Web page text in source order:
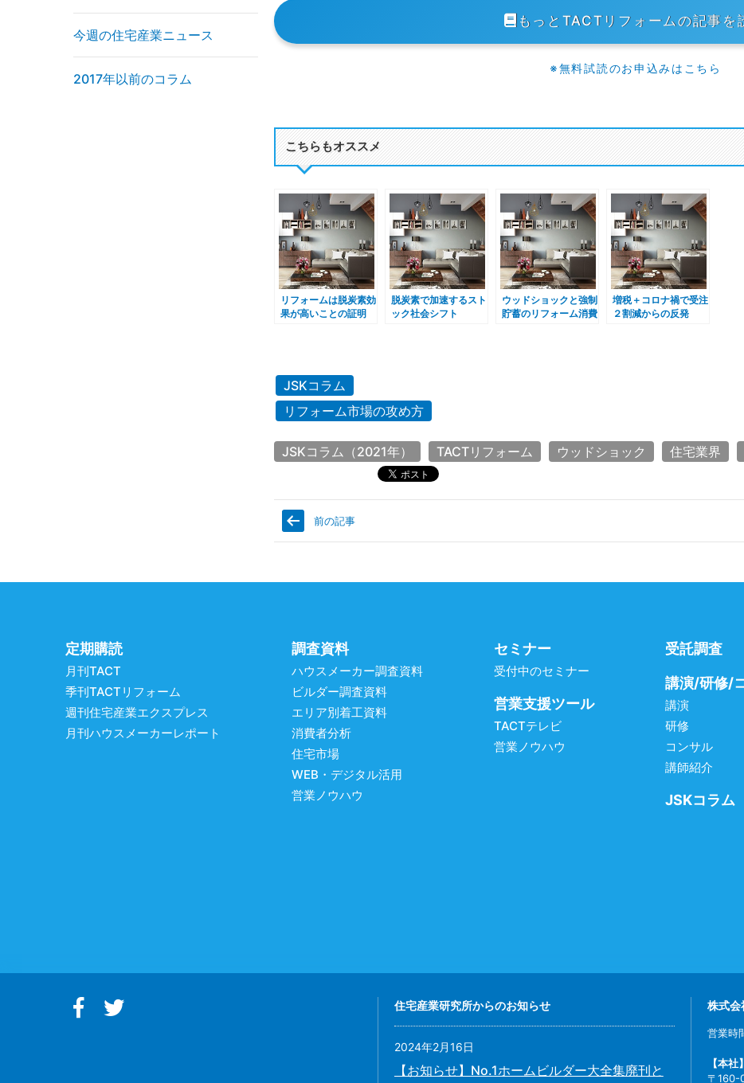
もっとTACTリフォームの記事を
※無料試読のお申込みはこちら
こちらもオススメ
リフォームは脱炭素効
果が高いことの証明
脱炭素で加速するスト
ック社会シフト
ウッドショックと強制
貯蓄のリフォーム消費
増税＋コロナ禍で受注
２割減からの反発
JSKコラム
リフォーム市場の攻め方
JSKコラム（2021年） TACTリフォーム ウッドショック 住宅業界
前の記事
今週の住宅産業ニュース
2017年以前のコラム
定期購読
月刊TACT
季刊TACTリフォーム
週刊住宅産業エクスプレス
月刊ハウスメーカーレポート
調査資料
ハウスメーカー調査資料
ビルダー調査資料
エリア別着工資料
消費者分析
住宅市場
WEB・デジタル活用
営業ノウハウ
セミナー
受付中のセミナー
営業支援ツール
TACTテレビ
営業ノウハウ
受託調査
講演/研修/
講演
研修
コンサル
講師紹介
JSKコラム
住宅産業研究所からのお知らせ
2024年2月16日
【お知らせ】No.1ホームビルダー大全集廃刊と
株式会
営業時
【本社】
〒160-